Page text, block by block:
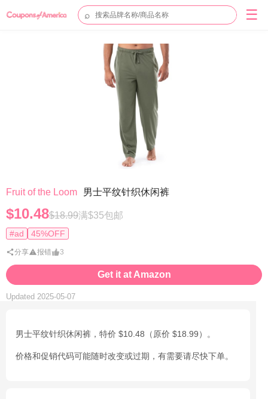
⌕ ☰
Fruit of the Loom 男士平纹针织休闲裤
$10.48$18.99满$35包邮
#ad 45%OFF
分享 报错 3
Get it at Amazon
Updated 2025-05-07
男士平纹针织休闲裤，特价 $10.48（原价 $18.99）。
价格和促销代码可能随时改变或过期，有需要请尽快下单。